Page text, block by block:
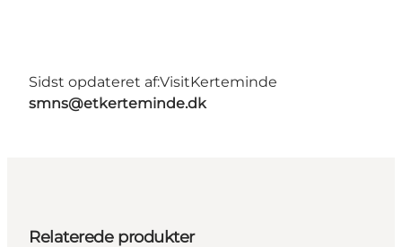
Sidst opdateret af:VisitKerteminde
smns@etkerteminde.dk
Relaterede produkter